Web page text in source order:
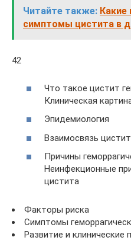
Читайте также: Какие
симптомы цистита в
42
Что такое цистит
Клиническая
Эпидемиология
Взаимосвязь
Причины
Неинфекционные
цистита
Факторы риска
Симптомы
Развитие и клинические